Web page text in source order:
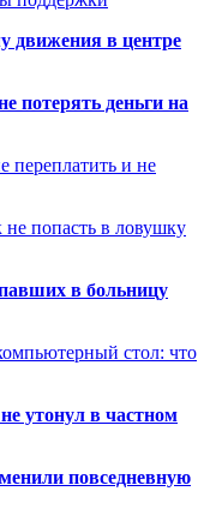
движения в центре
потерять деньги на
переплатить и не
попасть в ловушку
в больницу
стол: что
утонул в частном
повседневную